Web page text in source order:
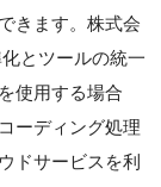
きます。株式会
とツールの統一
使用する場合
ーディング処理
ドサービスを利